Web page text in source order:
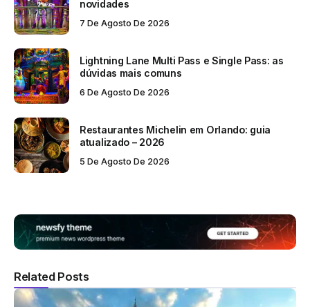
novidades
7 De Agosto De 2026
Lightning Lane Multi Pass e Single Pass: as
dúvidas mais comuns
6 De Agosto De 2026
Restaurantes Michelin em Orlando: guia
atualizado – 2026
5 De Agosto De 2026
Related Posts